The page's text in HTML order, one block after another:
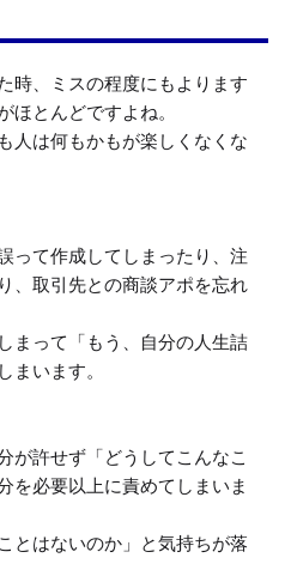
時、ミスの程度にもよります
ほとんどですよね。
人は何もかもが楽しくなくな
って作成してしまったり、注
、取引先との商談アポを忘れ
まって「もう、自分の人生詰
まいます。
が許せず「どうしてこんなこ
を必要以上に責めてしまいま
とはないのか」と気持ちが落